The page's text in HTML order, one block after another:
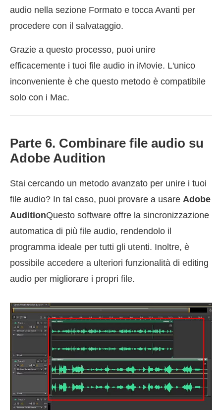
audio nella sezione Formato e tocca Avanti per
procedere con il salvataggio.
Grazie a questo processo, puoi unire
efficacemente i tuoi file audio in iMovie. L'unico
inconveniente è che questo metodo è compatibile
solo con i Mac.
Parte 6. Combinare file audio su
Adobe Audition
Stai cercando un metodo avanzato per unire i tuoi
file audio? In tal caso, puoi provare a usare Adobe
AuditionQuesto software offre la sincronizzazione
automatica di più file audio, rendendolo il
programma ideale per tutti gli utenti. Inoltre, è
possibile accedere a ulteriori funzionalità di editing
audio per migliorare i propri file.